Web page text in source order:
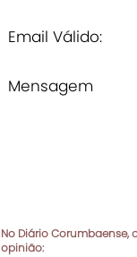
Email Válido:
Mensagem
No Diário Corumbaense,
opinião: